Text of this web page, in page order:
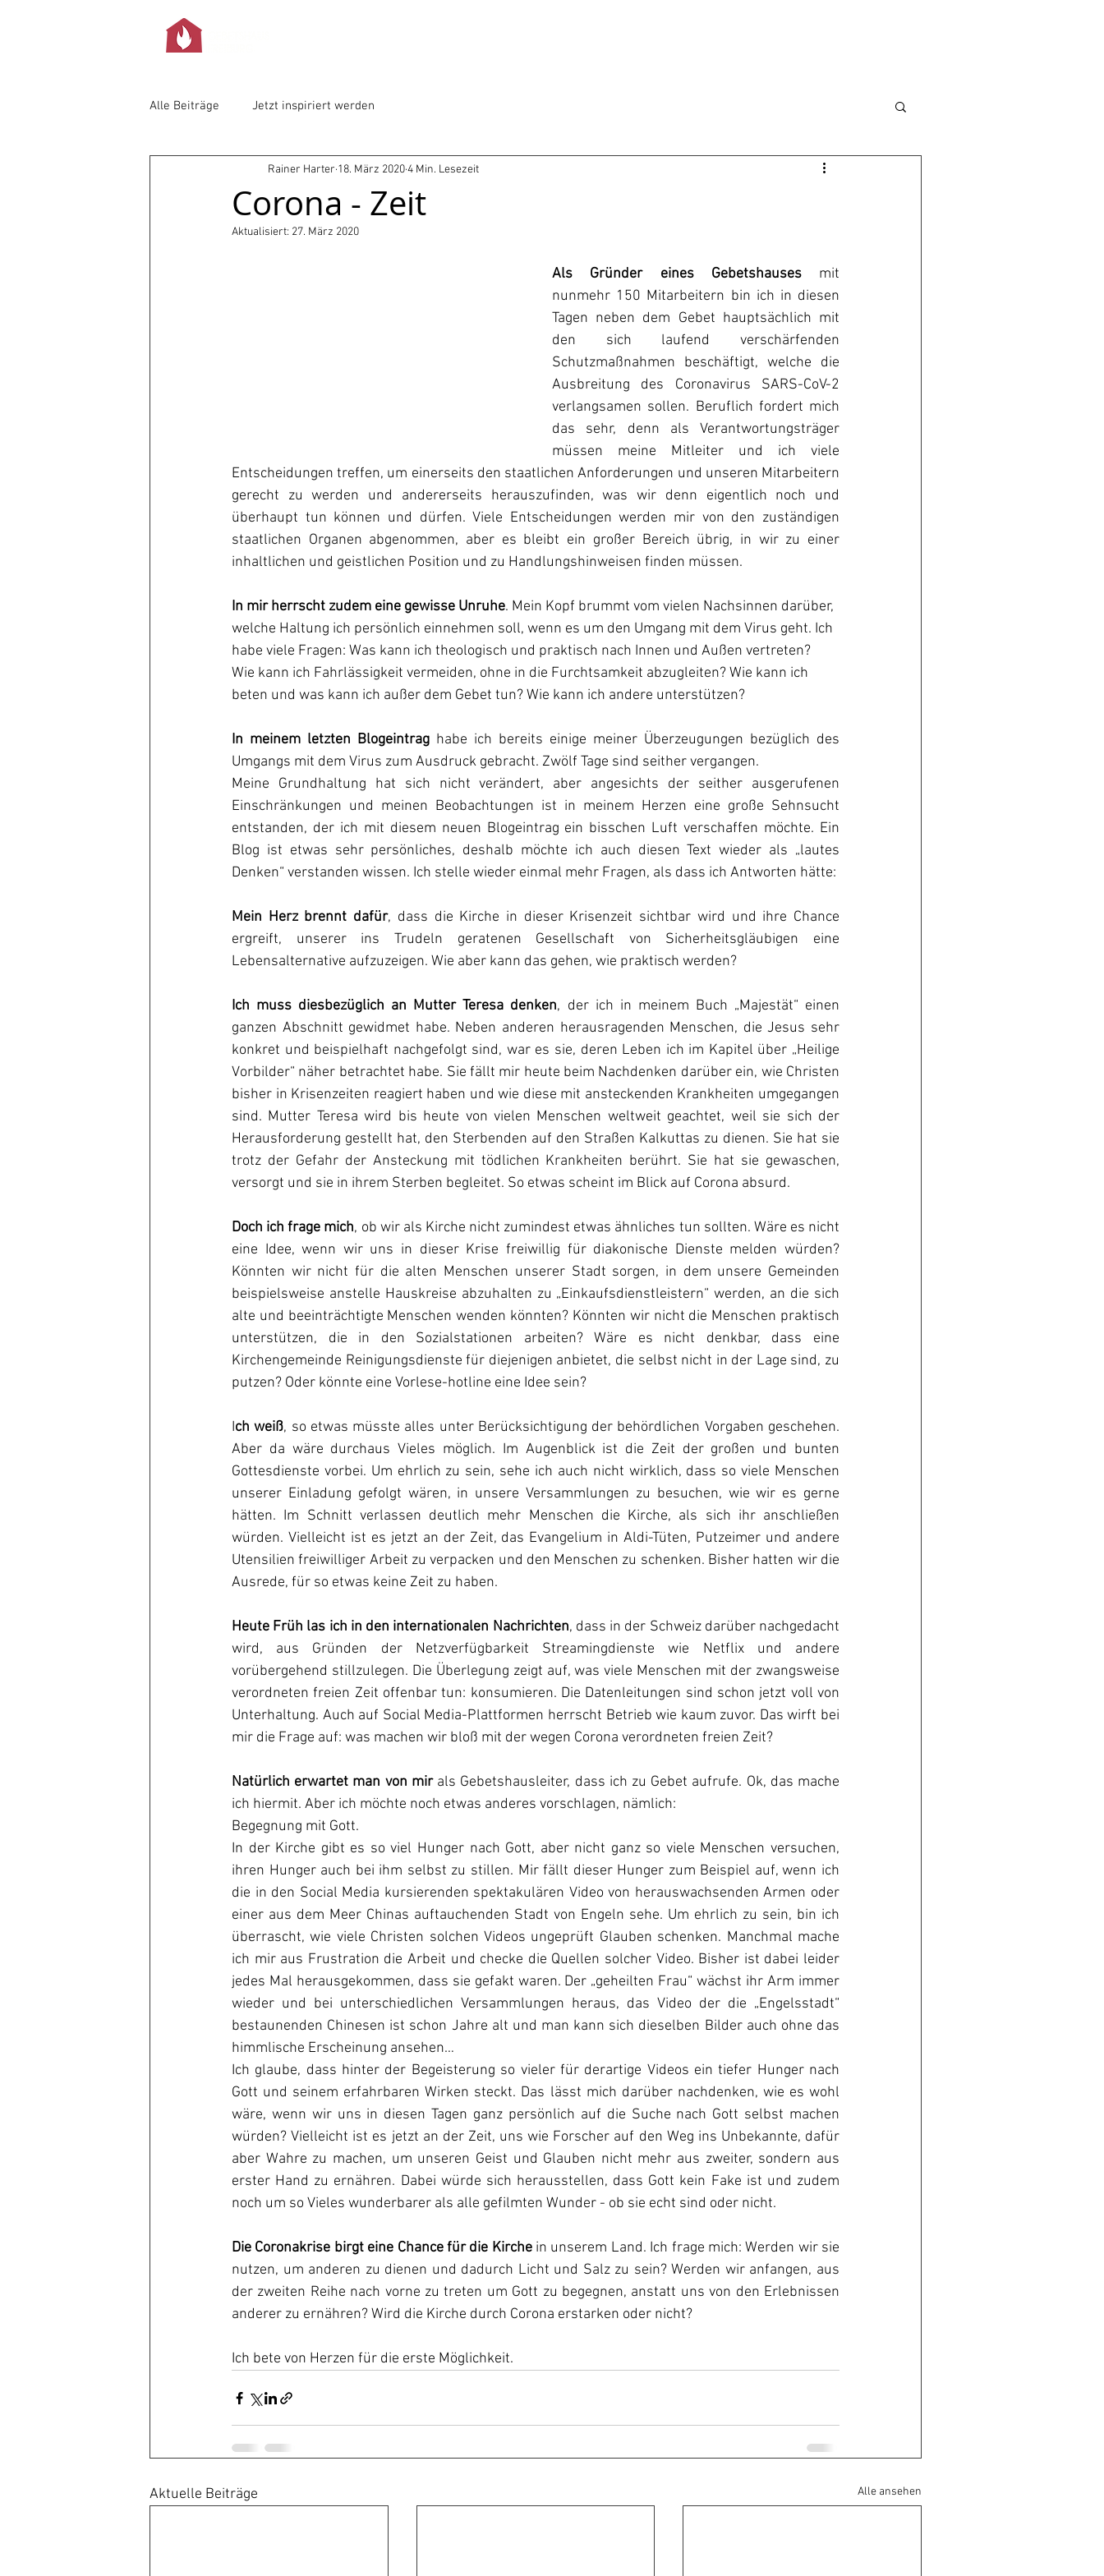
Alle Beiträge Jetzt inspiriert werden
Corona - Zeit
Rainer Harter 18. März 20204 Min. Lesezeit
Aktualisiert: 27. März 2020
Als Gründer eines Gebetshauses mit
nunmehr 150 Mitarbeitern bin ich in diesen
Tagen neben dem Gebet hauptsächlich mit
den sich laufend verschärfenden
Schutzmaßnahmen beschäftigt, welche die
Ausbreitung des Coronavirus SARS-CoV-2
verlangsamen sollen. Beruflich fordert mich
das sehr, denn als Verantwortungsträger
müssen meine Mitleiter und ich viele
Entscheidungen treffen, um einerseits den staatlichen Anforderungen und unseren Mitarbeitern
gerecht zu werden und andererseits herauszufinden, was wir denn eigentlich noch und
überhaupt tun können und dürfen. Viele Entscheidungen werden mir von den zuständigen
staatlichen Organen abgenommen, aber es bleibt ein großer Bereich übrig, in wir zu einer
inhaltlichen und geistlichen Position und zu Handlungshinweisen finden müssen.
In mir herrscht zudem eine gewisse Unruhe. Mein Kopf brummt vom vielen Nachsinnen darüber,
welche Haltung ich persönlich einnehmen soll, wenn es um den Umgang mit dem Virus geht. Ich
habe viele Fragen: Was kann ich theologisch und praktisch nach Innen und Außen vertreten?
Wie kann ich Fahrlässigkeit vermeiden, ohne in die Furchtsamkeit abzugleiten? Wie kann ich
beten und was kann ich außer dem Gebet tun? Wie kann ich andere unterstützen?
In meinem letzten Blogeintrag habe ich bereits einige meiner Überzeugungen bezüglich des
Umgangs mit dem Virus zum Ausdruck gebracht. Zwölf Tage sind seither vergangen.
Meine Grundhaltung hat sich nicht verändert, aber angesichts der seither ausgerufenen
Einschränkungen und meinen Beobachtungen ist in meinem Herzen eine große Sehnsucht
entstanden, der ich mit diesem neuen Blogeintrag ein bisschen Luft verschaffen möchte. Ein
Blog ist etwas sehr persönliches, deshalb möchte ich auch diesen Text wieder als „lautes
Denken“ verstanden wissen. Ich stelle wieder einmal mehr Fragen, als dass ich Antworten hätte:
Mein Herz brennt dafür, dass die Kirche in dieser Krisenzeit sichtbar wird und ihre Chance
ergreift, unserer ins Trudeln geratenen Gesellschaft von Sicherheitsgläubigen eine
Lebensalternative aufzuzeigen. Wie aber kann das gehen, wie praktisch werden?
Ich muss diesbezüglich an Mutter Teresa denken, der ich in meinem Buch „Majestät“ einen
ganzen Abschnitt gewidmet habe. Neben anderen herausragenden Menschen, die Jesus sehr
konkret und beispielhaft nachgefolgt sind, war es sie, deren Leben ich im Kapitel über „Heilige
Vorbilder“ näher betrachtet habe. Sie fällt mir heute beim Nachdenken darüber ein, wie Christen
bisher in Krisenzeiten reagiert haben und wie diese mit ansteckenden Krankheiten umgegangen
sind. Mutter Teresa wird bis heute von vielen Menschen weltweit geachtet, weil sie sich der
Herausforderung gestellt hat, den Sterbenden auf den Straßen Kalkuttas zu dienen. Sie hat sie
trotz der Gefahr der Ansteckung mit tödlichen Krankheiten berührt. Sie hat sie gewaschen,
versorgt und sie in ihrem Sterben begleitet. So etwas scheint im Blick auf Corona absurd.
Doch ich frage mich, ob wir als Kirche nicht zumindest etwas ähnliches tun sollten. Wäre es nicht
eine Idee, wenn wir uns in dieser Krise freiwillig für diakonische Dienste melden würden?
Könnten wir nicht für die alten Menschen unserer Stadt sorgen, in dem unsere Gemeinden
beispielsweise anstelle Hauskreise abzuhalten zu „Einkaufsdienstleistern“ werden, an die sich
alte und beeinträchtigte Menschen wenden könnten? Könnten wir nicht die Menschen praktisch
unterstützen, die in den Sozialstationen arbeiten? Wäre es nicht denkbar, dass eine
Kirchengemeinde Reinigungsdienste für diejenigen anbietet, die selbst nicht in der Lage sind, zu
putzen? Oder könnte eine Vorlese-hotline eine Idee sein?
Ich weiß, so etwas müsste alles unter Berücksichtigung der behördlichen Vorgaben geschehen.
Aber da wäre durchaus Vieles möglich. Im Augenblick ist die Zeit der großen und bunten
Gottesdienste vorbei. Um ehrlich zu sein, sehe ich auch nicht wirklich, dass so viele Menschen
unserer Einladung gefolgt wären, in unsere Versammlungen zu besuchen, wie wir es gerne
hätten. Im Schnitt verlassen deutlich mehr Menschen die Kirche, als sich ihr anschließen
würden. Vielleicht ist es jetzt an der Zeit, das Evangelium in Aldi-Tüten, Putzeimer und andere
Utensilien freiwilliger Arbeit zu verpacken und den Menschen zu schenken. Bisher hatten wir die
Ausrede, für so etwas keine Zeit zu haben.
Heute Früh las ich in den internationalen Nachrichten, dass in der Schweiz darüber nachgedacht
wird, aus Gründen der Netzverfügbarkeit Streamingdienste wie Netflix und andere
vorübergehend stillzulegen. Die Überlegung zeigt auf, was viele Menschen mit der zwangsweise
verordneten freien Zeit offenbar tun: konsumieren. Die Datenleitungen sind schon jetzt voll von
Unterhaltung. Auch auf Social Media-Plattformen herrscht Betrieb wie kaum zuvor. Das wirft bei
mir die Frage auf: was machen wir bloß mit der wegen Corona verordneten freien Zeit?
Natürlich erwartet man von mir als Gebetshausleiter, dass ich zu Gebet aufrufe. Ok, das mache
ich hiermit. Aber ich möchte noch etwas anderes vorschlagen, nämlich:
Begegnung mit Gott.
In der Kirche gibt es so viel Hunger nach Gott, aber nicht ganz so viele Menschen versuchen,
ihren Hunger auch bei ihm selbst zu stillen. Mir fällt dieser Hunger zum Beispiel auf, wenn ich
die in den Social Media kursierenden spektakulären Video von herauswachsenden Armen oder
einer aus dem Meer Chinas auftauchenden Stadt von Engeln sehe. Um ehrlich zu sein, bin ich
überrascht, wie viele Christen solchen Videos ungeprüft Glauben schenken. Manchmal mache
ich mir aus Frustration die Arbeit und checke die Quellen solcher Video. Bisher ist dabei leider
jedes Mal herausgekommen, dass sie gefakt waren. Der „geheilten Frau“ wächst ihr Arm immer
wieder und bei unterschiedlichen Versammlungen heraus, das Video der die „Engelsstadt“
bestaunenden Chinesen ist schon Jahre alt und man kann sich dieselben Bilder auch ohne das
himmlische Erscheinung ansehen…
Ich glaube, dass hinter der Begeisterung so vieler für derartige Videos ein tiefer Hunger nach
Gott und seinem erfahrbaren Wirken steckt. Das lässt mich darüber nachdenken, wie es wohl
wäre, wenn wir uns in diesen Tagen ganz persönlich auf die Suche nach Gott selbst machen
würden? Vielleicht ist es jetzt an der Zeit, uns wie Forscher auf den Weg ins Unbekannte, dafür
aber Wahre zu machen, um unseren Geist und Glauben nicht mehr aus zweiter, sondern aus
erster Hand zu ernähren. Dabei würde sich herausstellen, dass Gott kein Fake ist und zudem
noch um so Vieles wunderbarer als alle gefilmten Wunder - ob sie echt sind oder nicht.
Die Coronakrise birgt eine Chance für die Kirche in unserem Land. Ich frage mich: Werden wir sie
nutzen, um anderen zu dienen und dadurch Licht und Salz zu sein? Werden wir anfangen, aus
der zweiten Reihe nach vorne zu treten um Gott zu begegnen, anstatt uns von den Erlebnissen
anderer zu ernähren? Wird die Kirche durch Corona erstarken oder nicht?
Ich bete von Herzen für die erste Möglichkeit.
Aktuelle Beiträge Alle ansehen